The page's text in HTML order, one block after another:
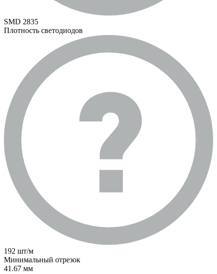
SMD 2835
Плотность светодиодов
192 шт/м
Минимальный отрезок
41.67 мм